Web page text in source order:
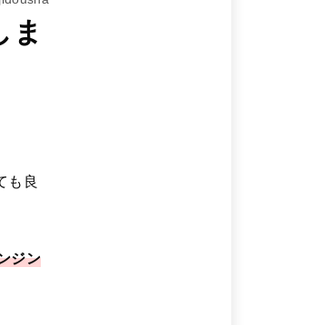
ま
も良
ジン